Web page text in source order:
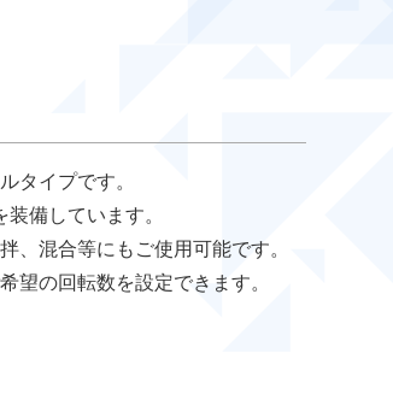
タイプです。
備しています。
、混合等にもご使用可能です。
望の回転数を設定できます。